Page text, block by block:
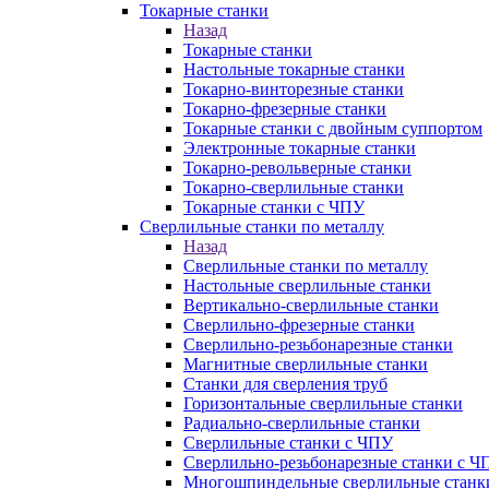
Токарные станки
Назад
Токарные станки
Настольные токарные станки
Токарно-винторезные станки
Токарно-фрезерные станки
Токарные станки с двойным суппортом
Электронные токарные станки
Токарно-револьверные станки
Токарно-сверлильные станки
Токарные станки с ЧПУ
Сверлильные станки по металлу
Назад
Сверлильные станки по металлу
Настольные сверлильные станки
Вертикально-сверлильные станки
Сверлильно-фрезерные станки
Сверлильно-резьбонарезные станки
Магнитные сверлильные станки
Станки для сверления труб
Горизонтальные сверлильные станки
Радиально-сверлильные станки
Сверлильные станки с ЧПУ
Сверлильно-резьбонарезные станки с
Многошпиндельные сверлильные